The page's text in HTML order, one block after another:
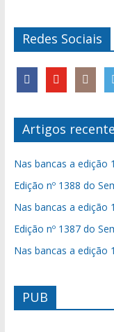
Redes Sociais
Artigos
Nas bancas a edição
Edição nº 1388 do
Nas bancas a edição
Edição nº 1387 do
Nas bancas a edição
PUB